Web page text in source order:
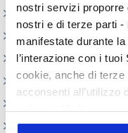
nostri servizi proporre
nostri e di terze parti
manifestate durante
l’interazione con i
cookie, anche di terze
acconsenti all’utilizzo
o profilazione viene
Elenco Completo
Assemblea
Convegno tecnico
Cosmoprof
Beauty Links